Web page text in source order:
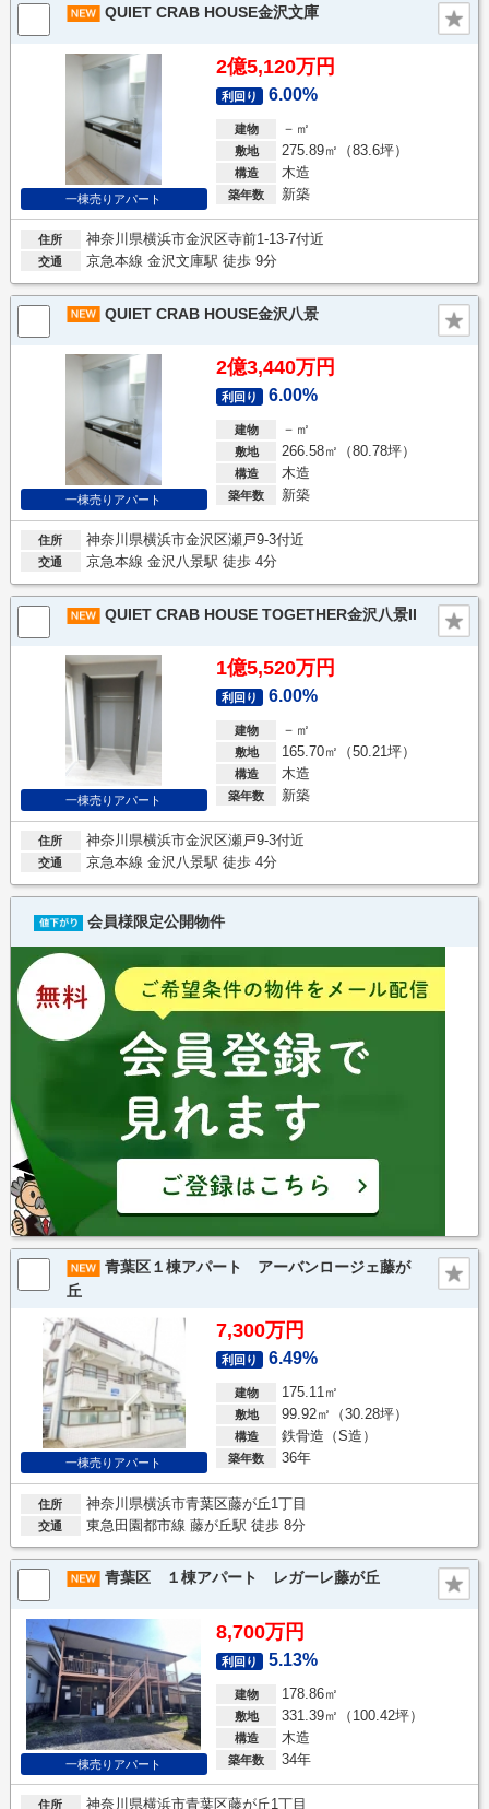
QUIET CRAB HOUSE金沢文庫
一棟売りアパート
2億5,120万円
利回り 6.00%
建物 －㎡
敷地 275.89㎡（83.6坪）
構造 木造
築年数 新築
住所 神奈川県横浜市金沢区寺前1-13-7付近
交通 京急本線 金沢文庫駅 徒歩 9分
QUIET CRAB HOUSE金沢八景
一棟売りアパート
2億3,440万円
利回り 6.00%
建物 －㎡
敷地 266.58㎡（80.78坪）
構造 木造
築年数 新築
住所 神奈川県横浜市金沢区瀬戸9-3付近
交通 京急本線 金沢八景駅 徒歩 4分
QUIET CRAB HOUSE TOGETHER金沢八景II
一棟売りアパート
1億5,520万円
利回り 6.00%
建物 －㎡
敷地 165.70㎡（50.21坪）
構造 木造
築年数 新築
住所 神奈川県横浜市金沢区瀬戸9-3付近
交通 京急本線 金沢八景駅 徒歩 4分
会員様限定公開物件
青葉区１棟アパート アーバンロージェ藤が
丘
一棟売りアパート
7,300万円
利回り 6.49%
建物 175.11㎡
敷地 99.92㎡（30.28坪）
構造 鉄骨造（S造）
築年数 36年
住所 神奈川県横浜市青葉区藤が丘1丁目
交通 東急田園都市線 藤が丘駅 徒歩 8分
青葉区 １棟アパート レガーレ藤が丘
一棟売りアパート
8,700万円
利回り 5.13%
建物 178.86㎡
敷地 331.39㎡（100.42坪）
構造 木造
築年数 34年
住所 神奈川県横浜市青葉区藤が丘1丁目